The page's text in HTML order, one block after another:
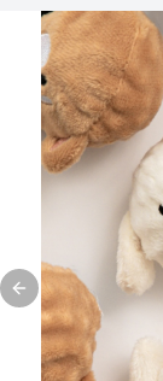
Previous slide